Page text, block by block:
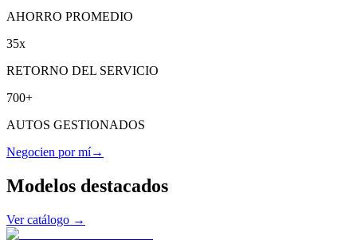
AHORRO PROMEDIO
35x
RETORNO DEL SERVICIO
700+
AUTOS GESTIONADOS
Negocien por mí→
Modelos destacados
Ver catálogo →